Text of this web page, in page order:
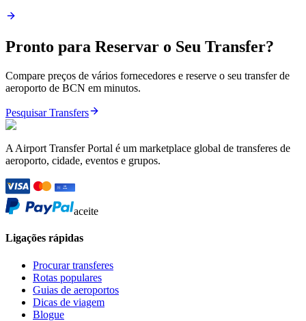
Pronto para Reservar o Seu Transfer?
Compare preços de vários fornecedores e reserve o seu transfer de
aeroporto de BCN em minutos.
Pesquisar Transfers
A Airport Transfer Portal é um marketplace global de transferes de
aeroporto, cidade, eventos e grupos.
aceite
Ligações rápidas
Procurar transferes
Rotas populares
Guias de aeroportos
Dicas de viagem
Blogue